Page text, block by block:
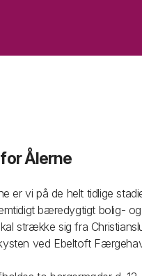
Ålerne
er vi på de helt tidlige
bæredygtigt bolig- og
strække sig fra
ved Ebeltoft